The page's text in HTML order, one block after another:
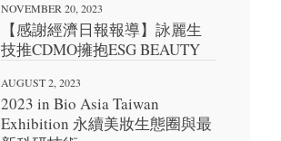
NOVEMBER 20, 2023
【感謝經濟日報報導】詠麗生
技推CDMO擁抱ESG BEAUTY
AUGUST 2, 2023
2023 in Bio Asia Taiwan
Exhibition 永續美妝生態圈與最